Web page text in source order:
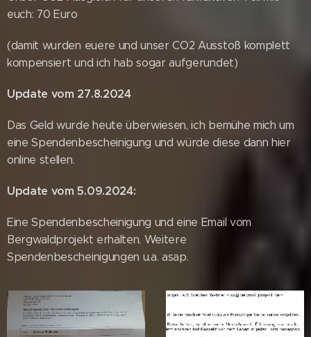
euch: 70 Euro
(damit wurden euere und unser CO2 Ausstoß komplett
kompensiert und ich hab sogar aufgerundet)
Update vom 27.8.2024
Das Geld wurde heute überwiesen, ich bemühe mich um
eine Spendenbescheinigung und würde diese dann hier
online stellen.
Update vom 5.09.2024:
Eine Spendenbescheinigung und eine Email vom
Bergwaldprojekt erhalten. Weitere
Spendenbescheinigungen u.a. asap.